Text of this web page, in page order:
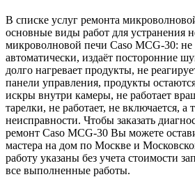
В списке услуг ремонта
основные виды работ для устранения
микроволновой печи Caso MCG-30: не
автоматически, издаёт посторонние
долго нагревает продукты, не
панели управления, продукты
искры внутри камеры, не работает
тарелки, не работает, не включается, а
неисправности. Чтобы заказать
ремонт Caso MCG-30 Вы можете
мастера на дом по Москве и
работу указаны без учета стоимости
все выполненные работы.